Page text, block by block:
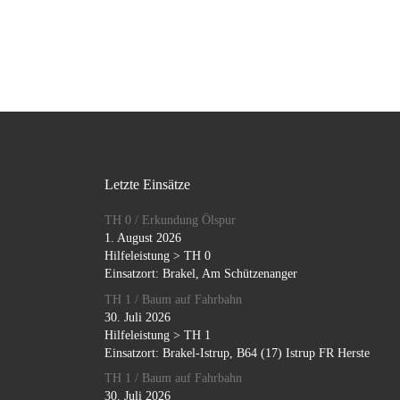
Letzte Einsätze
TH 0 / Erkundung Ölspur
1. August 2026
Hilfeleistung > TH 0
Einsatzort: Brakel, Am Schützenanger
TH 1 / Baum auf Fahrbahn
30. Juli 2026
Hilfeleistung > TH 1
Einsatzort: Brakel-Istrup, B64 (17) Istrup FR Herste
TH 1 / Baum auf Fahrbahn
30. Juli 2026